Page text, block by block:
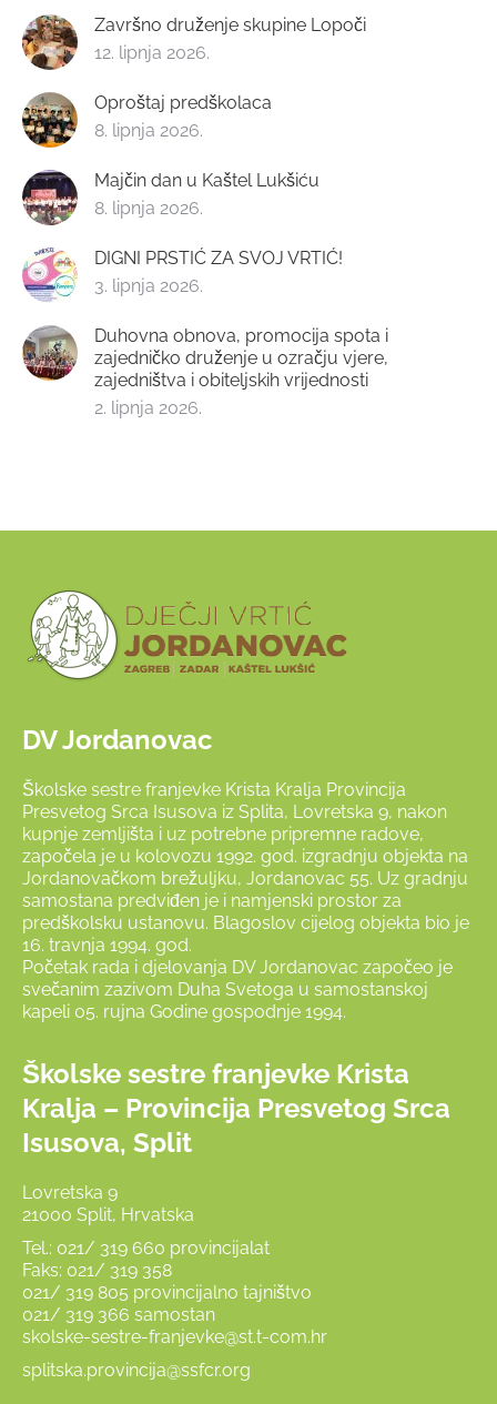
Završno druženje skupine Lopoči
12. lipnja 2026.
Oproštaj predškolaca
8. lipnja 2026.
Majčin dan u Kaštel Lukšiću
8. lipnja 2026.
DIGNI PRSTIĆ ZA SVOJ VRTIĆ!
3. lipnja 2026.
Duhovna obnova, promocija spota i
zajedničko druženje u ozračju vjere,
zajedništva i obiteljskih vrijednosti
2. lipnja 2026.
DV Jordanovac
Školske sestre franjevke Krista Kralja Provincija
Presvetog Srca Isusova iz Splita, Lovretska 9, nakon
kupnje zemljišta i uz potrebne pripremne radove,
započela je u kolovozu 1992. god. izgradnju objekta na
Jordanovačkom brežuljku, Jordanovac 55. Uz gradnju
samostana predviđen je i namjenski prostor za
predškolsku ustanovu. Blagoslov cijelog objekta bio je
16. travnja 1994. god.
Početak rada i djelovanja DV Jordanovac započeo je
svečanim zazivom Duha Svetoga u samostanskoj
kapeli 05. rujna Godine gospodnje 1994.
Školske sestre franjevke Krista
Kralja – Provincija Presvetog Srca
Isusova, Split
Lovretska 9
21000 Split, Hrvatska
Tel.: 021/ 319 660 provincijalat
Faks: 021/ 319 358
021/ 319 805 provincijalno tajništvo
021/ 319 366 samostan
skolske-sestre-franjevke@st.t-com.hr
splitska.provincija@ssfcr.org